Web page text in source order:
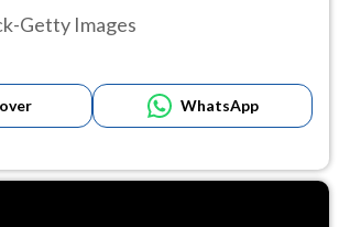
Getty Images
WhatsApp